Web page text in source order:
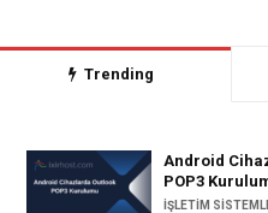
Trending
Android
POP3
İŞLETIM